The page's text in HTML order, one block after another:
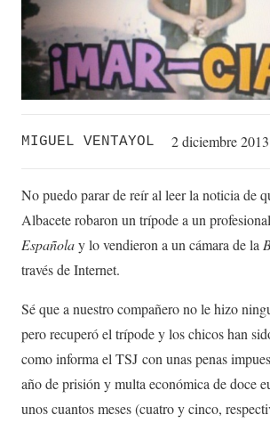
MIGUEL VENTAYOL 2 diciembre 2013
No puedo parar de reír al leer la noticia de
Albacete robaron un trípode a un
Españolay lo vendieron a un cámara de la
través de Internet.
Sé que a nuestro compañero no le hizo
pero recuperó el trípode y los chicos han
como informa el TSJ con unas penas
año de prisión y multa económica de doce
unos cuantos meses (cuatro y cinco,